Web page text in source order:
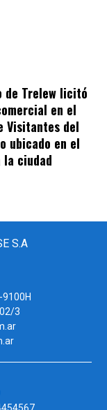
de Trelew licitó
en el
Visitantes del
ubicado en el
ciudad
S.A
9100H
3